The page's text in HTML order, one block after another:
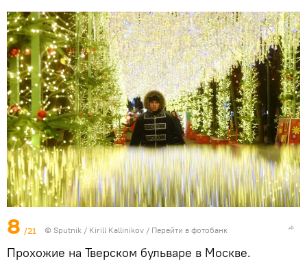
8 /21 © Sputnik / Kirill Kallinikov / Перейти в фотобанк
Прохожие на Тверском бульваре в Москве.